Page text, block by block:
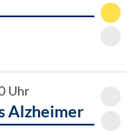
Uhr
Alzheimer